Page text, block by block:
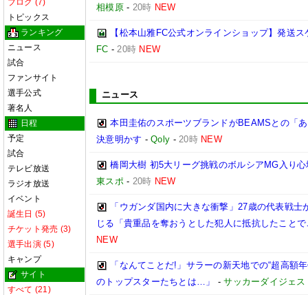
ブログ (7)
トピックス
ランキング
ニュース
試合
ファンサイト
選手公式
著名人
日程
予定
試合
テレビ放送
ラジオ放送
イベント
誕生日 (5)
チケット発売 (3)
選手出演 (5)
キャンプ
サイト
すべて (21)
相模原- 20時 NEW
【松本山雅FC公式オンラインショップ】発送
FC -20時 NEW
ニュース
本田圭佑のスポーツブランドがBEAMSとの「
決意明かす -Qoly -20時 NEW
橋岡大樹 初5大リーグ挑戦のボルシアMG入り
東スポ- 20時 NEW
「ウガンダ国内に大きな衝撃」27歳の代表戦
じる「貴重品を奪おうとした犯人に抵抗したこと
NEW
「なんてことだ!」サラーの新天地での“超高額
のトップスターたちとは…」
-サッカーダイジェ